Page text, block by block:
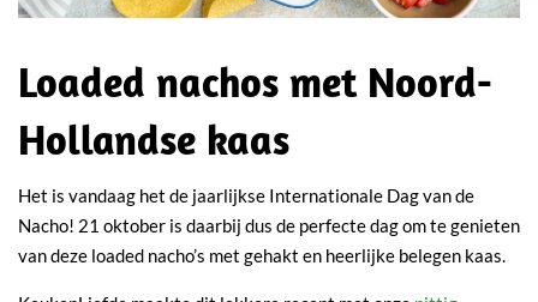
Loaded nachos met Noord-
Hollandse kaas
Het is vandaag het de jaarlijkse Internationale Dag van de
Nacho! 21 oktober is daarbij dus de perfecte dag om te genieten
van deze loaded nacho’s met gehakt en heerlijke belegen kaas.